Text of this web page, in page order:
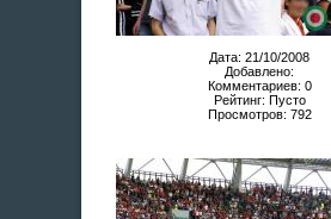
Дата: 21/10/2008
Добавлено:
Комментариев: 0
Рейтинг: Пусто
Просмотров: 792